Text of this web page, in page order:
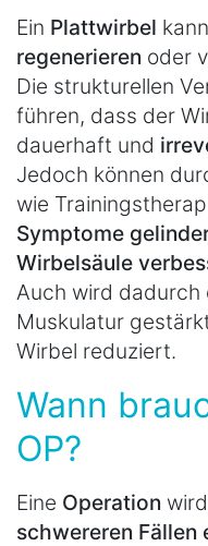
Ein Plattwirbel
regenerieren oder
Die strukturellen
führen, dass der
dauerhaft und
Jedoch können
wie
Symptome
Wirbelsäule
Auch wird dadurch
Muskulatur
Wirbel reduziert.
Wann
OP?
Eine Operation
schwereren Fällen